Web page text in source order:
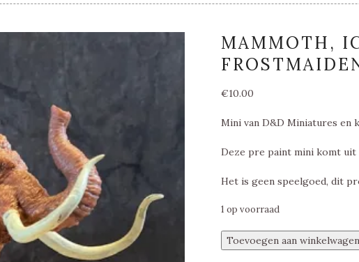
MAMMOTH,
€10.00
Mini van D&D Miniatures en
Deze pre paint mini komt
Het is geen speelgoed, dit
1 op voorraad
Mammoth,
Icewind
Toevoegen aan